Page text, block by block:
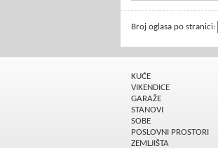
Broj oglasa po stranici:
KUĆE
VIKENDICE
GARAŽE
STANOVI
SOBE
POSLOVNI PROSTORI
ZEMLJIŠTA